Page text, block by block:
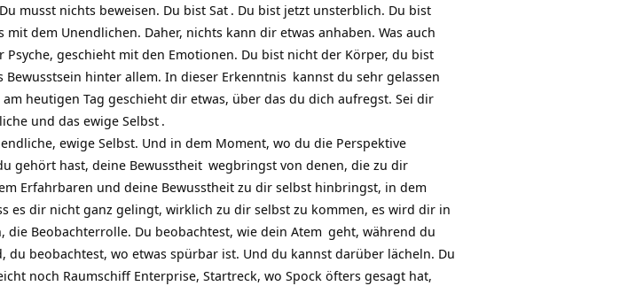
musst nichts beweisen. Du bistSat . Du bist jetzt unsterblich. Du bist
dem Unendlichen. Daher, nichts kann dir etwas anhaben. Was auch
geschieht mit den Emotionen. Du bist nicht der Körper, du bist
hinter allem. In dieser Erkenntnis kannst du sehr gelassen
heutigen Tag geschieht dir etwas, über das du dich aufregst. Sei dir
und das ewigeSelbst .
ewige Selbst. Und in dem Moment, wo du die Perspektive
gehört hast, deine Bewusstheit wegbringst von denen, die zu dir
Erfahrbaren und deine Bewusstheit zu dir selbst hinbringst, in dem
es dir nicht ganz gelingt, wirklich zu dir selbst zu kommen, es wird dir in
Beobachterrolle. Du beobachtest, wie dein Atem geht, während du
beobachtest, wo etwas spürbar ist. Und du kannst darüber lächeln. Du
noch Raumschiff Enterprise, Startreck, wo Spock öfters gesagt hat,